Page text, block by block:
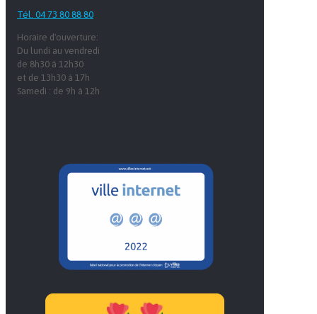
Tél. 04 73 80 88 80
Horaire d'ouverture:
Du lundi au vendredi
de 8h30 à 12h30
et de 13h30 à 17h
Samedi : de 9h à 12h